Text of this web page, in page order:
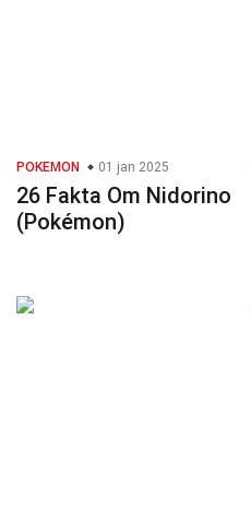
POKEMON 01 jan 2025
26 Fakta Om Nidorino
(Pokémon)